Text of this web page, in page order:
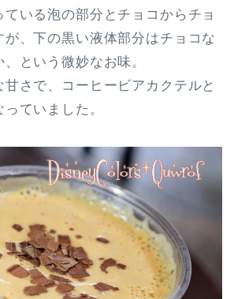
いる泡の部分とチョコからチョ
が、下の黒い液体部分はチョコな
という微妙なお味。
さで、コーヒービアカクテルと
ていました。